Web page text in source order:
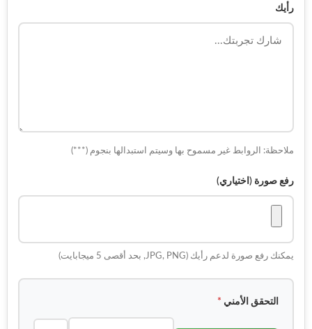
رأيك
ملاحظة: الروابط غير مسموح بها وسيتم استبدالها بنجوم (***)
رفع صورة (اختياري)
يمكنك رفع صورة لدعم رأيك (JPG, PNG, بحد أقصى 5 ميجابايت)
التحقق الأمني *